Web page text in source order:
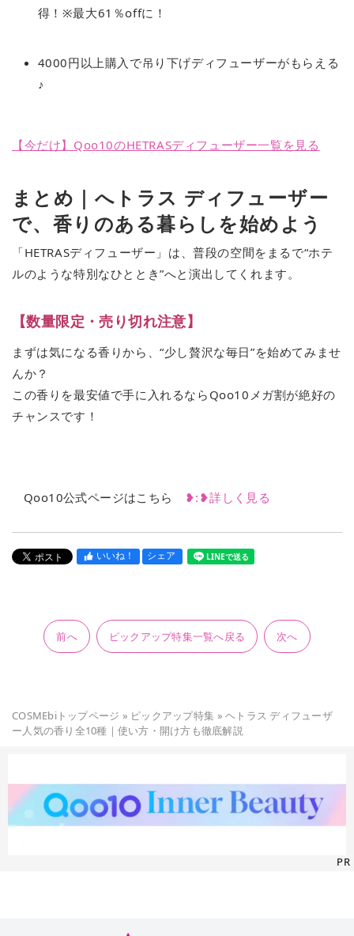
得！※最大61％offに！
4000円以上購入で吊り下げディフューザーがもらえる
♪
【今だけ】Qoo10のHETRASディフューザー一覧を見る
まとめ｜へトラス ディフューザー
で、香りのある暮らしを始めよう
「HETRASディフューザー」は、普段の空間をまるで“ホテ
ルのような特別なひととき”へと演出してくれます。
【数量限定・売り切れ注意】
まずは気になる香りから、“少し贅沢な毎日”を始めてみませ
んか？
この香りを最安値で手に入れるならQoo10メガ割が絶好の
チャンスです！
Qoo10公式ページはこちら ❥︎:❥︎詳しく見る
いいね！ シェア LINEで送る
前へ ピックアップ特集一覧へ戻る 次へ
COSMEbiトップページ » ピックアップ特集 »ヘトラス ディフューザ
ー人気の香り全10種｜使い方・開け方も徹底解説
PR